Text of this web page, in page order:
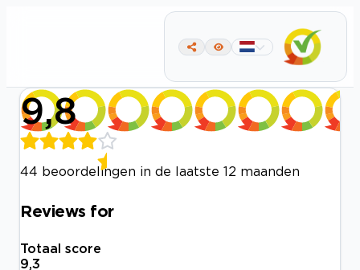
9,8
44 beoordelingen in de laatste 12 maanden
Reviews for
Totaal score
9,3